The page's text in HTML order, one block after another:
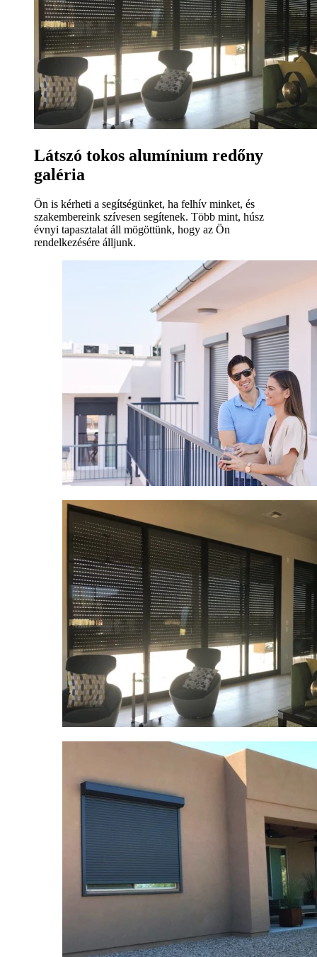
Látszó tokos alumínium redőny
galéria
Ön is kérheti a segítségünket, ha felhív minket, és
szakembereink szívesen segítenek. Több mint, húsz
évnyi tapasztalat áll mögöttünk, hogy az Ön
rendelkezésére álljunk.